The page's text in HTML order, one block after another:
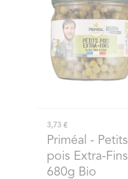
3,73 €
Priméal - Petits
pois Extra-Fins
680g Bio